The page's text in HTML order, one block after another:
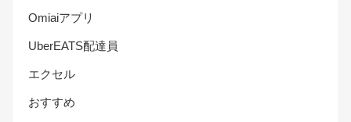
Omiaiアプリ
UberEATS配達員
エクセル
おすすめ